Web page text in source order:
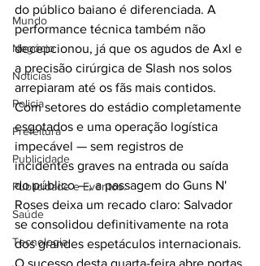
Mundo
Negócio
Noticias
Policia
Prefeitura
Publicidade
Publicidade e Eventos.
Saúde
Tecnologia
do público baiano é diferenciada. A
performance técnica também não
decepcionou, já que os agudos de Axl e
a precisão cirúrgica de Slash nos solos
arrepiaram até os fãs mais contidos.
Com setores do estádio completamente
esgotados e uma operação logística
impecável — sem registros de
incidentes graves na entrada ou saída
do público —, a passagem do Guns N'
Roses deixa um recado claro: Salvador
se consolidou definitivamente na rota
dos grandes espetáculos internacionais.
O sucesso desta quarta-feira abre portas